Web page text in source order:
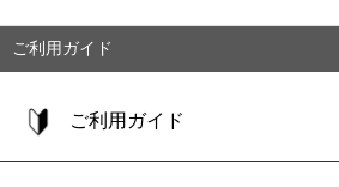
ご利用ガイド
ご利用ガイド